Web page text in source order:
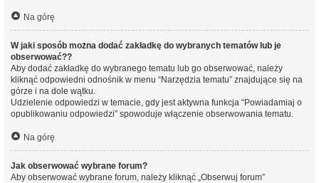
Na górę
W jaki sposób można dodać zakładkę do wybranych tematów lub je
obserwować??
Aby dodać zakładkę do wybranego tematu lub go obserwować, należy
kliknąć odpowiedni odnośnik w menu “Narzędzia tematu” znajdujące się na
górze i na dole wątku.
Udzielenie odpowiedzi w temacie, gdy jest aktywna funkcja “Powiadamiaj o
opublikowaniu odpowiedzi” spowoduje włączenie obserwowania tematu.
Na górę
Jak obserwować wybrane forum?
Aby obserwować wybrane forum, należy kliknąć „Obserwuj forum”